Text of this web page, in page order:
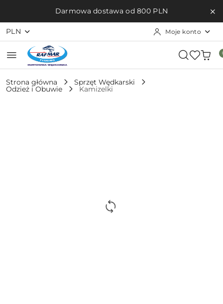
Przejdź do treści głównej
Przejdź do wyszukiwarki
Przejdź do moje konto
Przejdź do menu głównego
Przejdź do opisu produktu
Przejdź do stopkiDarmowa dostawa od 800 PLN
PLN Moje konto
Strona główna Sprzęt Wędkarski
Odzież i Obuwie Kamizelki